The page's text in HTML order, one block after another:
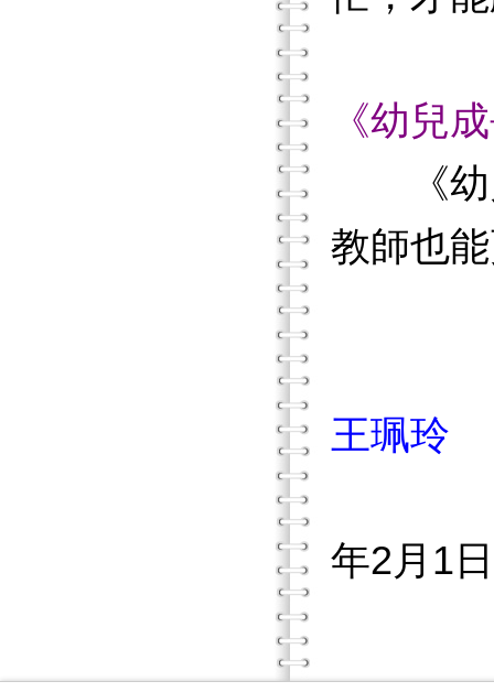
《幼兒
《幼兒
教師也
王珮玲
年2月1日